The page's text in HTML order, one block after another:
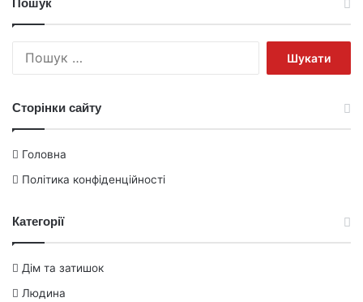
Сторінки сайту
Головна
Політика конфіденційності
Категорії
Дім та затишок
Людина